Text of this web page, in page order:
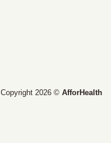
Copyright 2026 © AfforHealth